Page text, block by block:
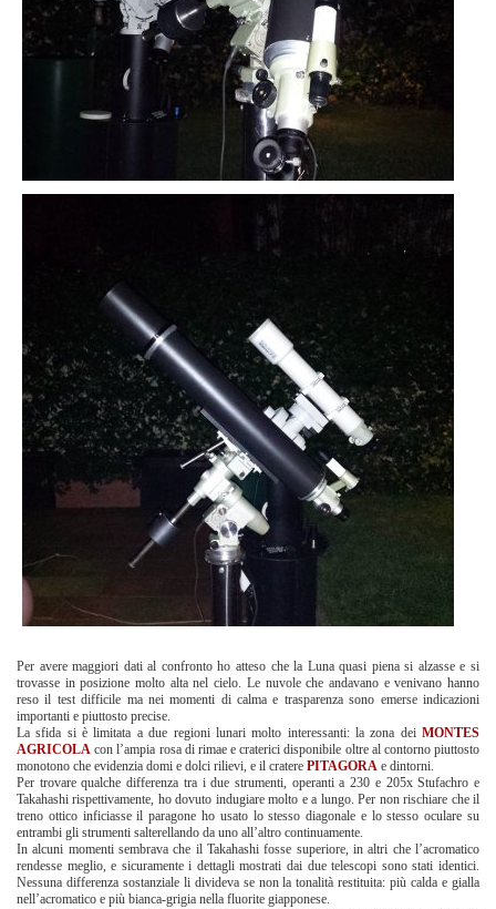
Per avere maggiori dati al confronto ho atteso che la Luna quasi piena si alzasse e si
trovasse in posizione molto alta nel cielo. Le nuvole che andavano e venivano hanno
reso il test difficile ma nei momenti di calma e trasparenza sono emerse indicazioni
importanti e piuttosto precise.
La sfida si è limitata a due regioni lunari molto interessanti: la zona dei MONTES
AGRICOLA con l’ampia rosa di rimae e craterici disponibile oltre al contorno piuttosto
monotono che evidenzia domi e dolci rilievi, e il cratere PITAGORA e dintorni.
Per trovare qualche differenza tra i due strumenti, operanti a 230 e 205x Stufachro e
Takahashi rispettivamente, ho dovuto indugiare molto e a lungo. Per non rischiare che il
treno ottico inficiasse il paragone ho usato lo stesso diagonale e lo stesso oculare su
entrambi gli strumenti salterellando da uno all’altro continuamente.
In alcuni momenti sembrava che il Takahashi fosse superiore, in altri che l’acromatico
rendesse meglio, e sicuramente i dettagli mostrati dai due telescopi sono stati identici.
Nessuna differenza sostanziale li divideva se non la tonalità restituita: più calda e gialla
nell’acromatico e più bianca-grigia nella fluorite giapponese.